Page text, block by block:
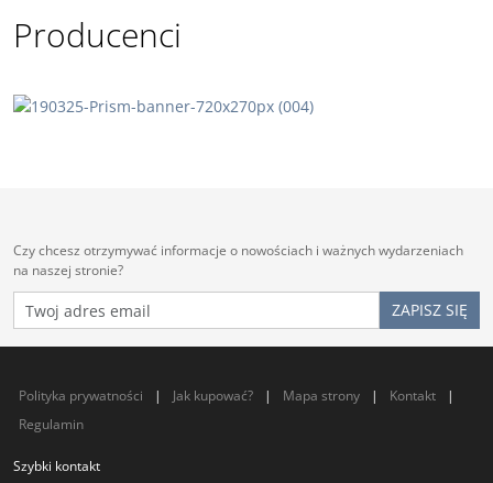
Producenci
Czy chcesz otrzymywać informacje o nowościach i ważnych wydarzeniach
na naszej stronie?
Polityka prywatności | Jak kupować? | Mapa strony | Kontakt
|
Regulamin
Szybki kontakt